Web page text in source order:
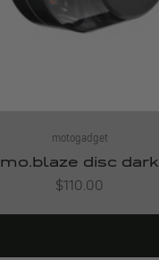
motogadget
mo.blaze disc dark
Angebot
$110.00